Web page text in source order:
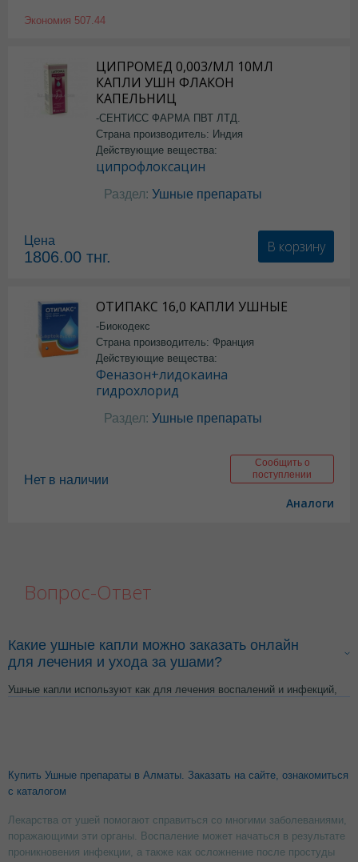
Экономия 507.44
ЦИПРОМЕД 0,003/МЛ 10МЛ
КАПЛИ УШН ФЛАКОН
КАПЕЛЬНИЦ
-СЕНТИСС ФАРМА ПВТ ЛТД.
Страна производитель: Индия
Действующие вещества:
ципрофлоксацин
Раздел: Ушные препараты
Цена
1806.00 тнг.
В корзину
ОТИПАКС 16,0 КАПЛИ УШНЫЕ
-Биокодекс
Страна производитель: Франция
Действующие вещества:
Феназон+лидокаина
гидрохлорид
Раздел: Ушные препараты
Нет в наличии
Сообщить о
поступлении
Аналоги
Вопрос-Ответ
Какие ушные капли можно заказать онлайн
для лечения и ухода за ушами?
Ушные капли используют как для лечения воспалений и инфекций,
назначаются при отите.
Отипакс
Отирелакс— обезболивающее и противовоспалительное
действие при воспалительных заболеваниях уха.
Отофа— антибиотик в каплях, эффективен при
Купить Ушные препараты в Алматы. Заказать на сайте, ознакомиться
с каталогом
Лекарства от ушей помогают справиться со многими заболеваниями,
поражающими эти органы. Воспаление может начаться в результате
проникновения инфекции, а также как осложнение после простуды